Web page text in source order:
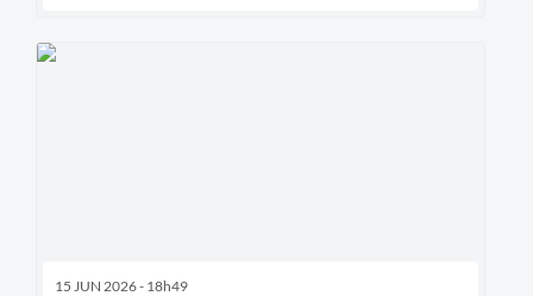
15 JUN 2026 - 18h49